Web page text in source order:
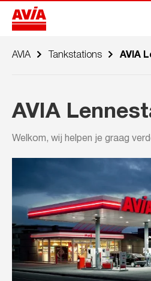
AVIA Tankstations AVIA
AVIA
Welkom, wij helpen je graag